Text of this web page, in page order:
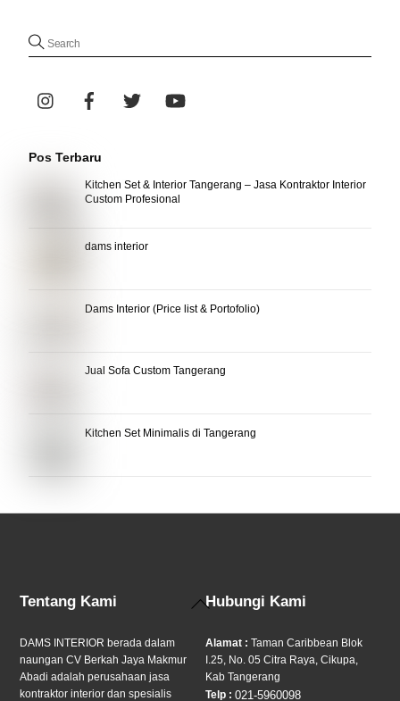
Pos Terbaru
Kitchen Set & Interior Tangerang – Jasa Kontraktor Interior
Custom Profesional
dams interior
Dams Interior (Price list & Portofolio)
Jual Sofa Custom Tangerang
Kitchen Set Minimalis di Tangerang
Back
Tentang Kami
DAMS INTERIOR berada dalam
naungan CV Berkah Jaya Makmur
Abadi adalah perusahaan jasa
kontraktor interior dan spesialis
Hubungi Kami
Alamat : Taman Caribbean Blok
I.25, No. 05 Citra Raya, Cikupa,
Kab Tangerang
Telp :021-5960098